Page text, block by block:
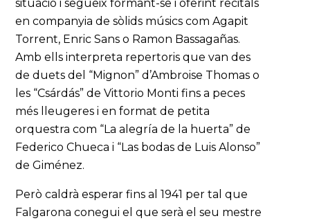
situació i segueix formant-se i oferint recitals
en companyia de sòlids músics com Agapit
Torrent, Enric Sans o Ramon Bassagañas.
Amb ells interpreta repertoris que van des
de duets del “Mignon” d’Ambroise Thomas o
les “Csárdás” de Vittorio Monti fins a peces
més lleugeres i en format de petita
orquestra com “La alegría de la huerta” de
Federico Chueca i “Las bodas de Luis Alonso”
de Giménez.
Però caldrà esperar fins al 1941 per tal que
Falgarona conegui el que serà el seu mestre